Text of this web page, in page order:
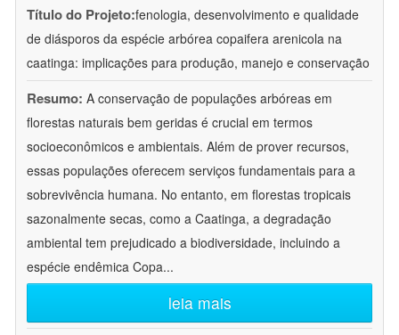
Título do Projeto:fenologia, desenvolvimento e qualidade
de diásporos da espécie arbórea copaifera arenicola na
caatinga: implicações para produção, manejo e conservação
Resumo: A conservação de populações arbóreas em
florestas naturais bem geridas é crucial em termos
socioeconômicos e ambientais. Além de prover recursos,
essas populações oferecem serviços fundamentais para a
sobrevivência humana. No entanto, em florestas tropicais
sazonalmente secas, como a Caatinga, a degradação
ambiental tem prejudicado a biodiversidade, incluindo a
espécie endêmica Copa...
leia mais